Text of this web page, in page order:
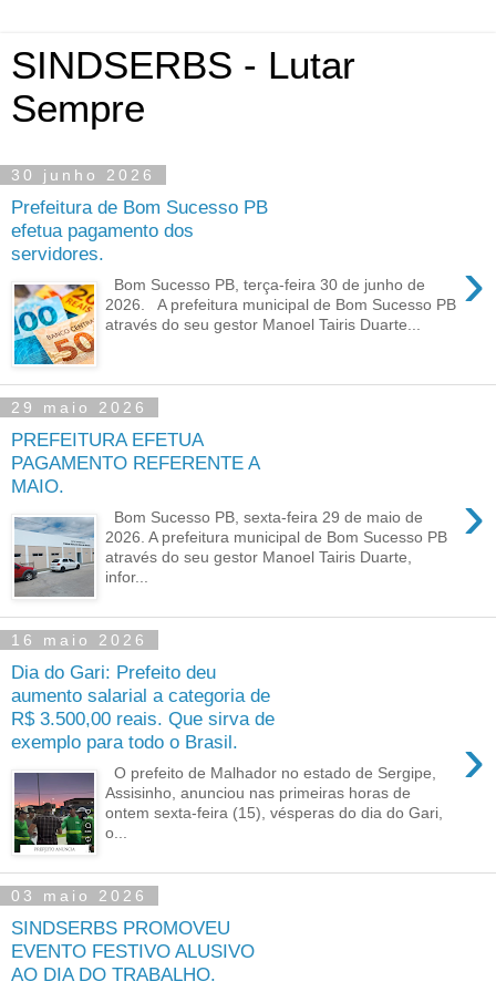
SINDSERBS - Lutar
Sempre
30 junho 2026
Prefeitura de Bom Sucesso PB
efetua pagamento dos
servidores.
›
Bom Sucesso PB, terça-feira 30 de junho de
2026. A prefeitura municipal de Bom Sucesso PB
através do seu gestor Manoel Tairis Duarte...
29 maio 2026
PREFEITURA EFETUA
PAGAMENTO REFERENTE A
MAIO.
›
Bom Sucesso PB, sexta-feira 29 de maio de
2026. A prefeitura municipal de Bom Sucesso PB
através do seu gestor Manoel Tairis Duarte,
infor...
16 maio 2026
Dia do Gari: Prefeito deu
aumento salarial a categoria de
R$ 3.500,00 reais. Que sirva de
exemplo para todo o Brasil.
›
O prefeito de Malhador no estado de Sergipe,
Assisinho, anunciou nas primeiras horas de
ontem sexta-feira (15), vésperas do dia do Gari,
o...
03 maio 2026
SINDSERBS PROMOVEU
EVENTO FESTIVO ALUSIVO
AO DIA DO TRABALHO.